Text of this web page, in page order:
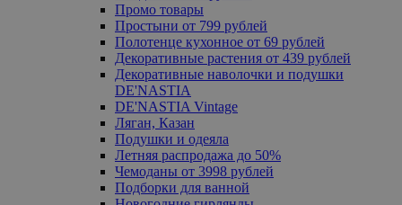
Промо товары
Простыни от 799 рублей
Полотенце кухонное от 69 рублей
Декоративные растения от 439 рублей
Декоративные наволочки и подушки
DE'NASTIA
DE'NASTIA Vintage
Ляган, Казан
Подушки и одеяла
Летняя распродажа до 50%
Чемоданы от 3998 рублей
Подборки для ванной